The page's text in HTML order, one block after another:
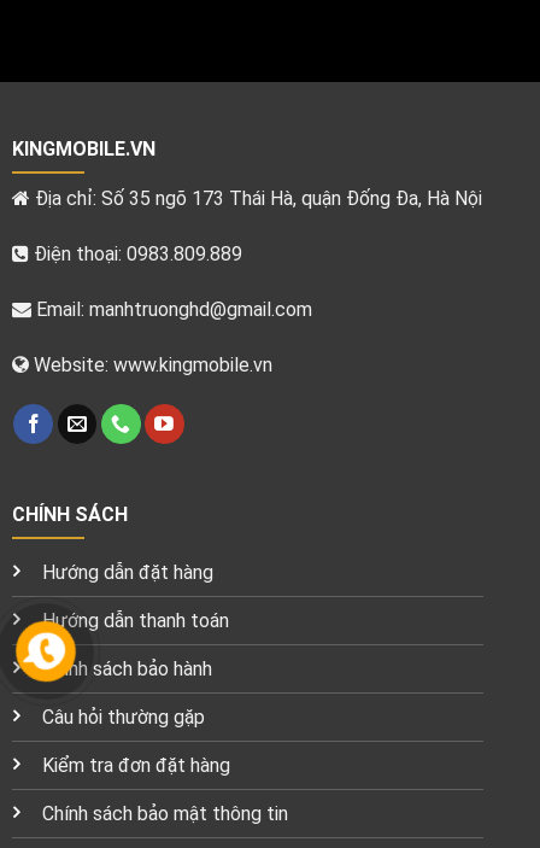
KINGMOBILE.VN
Địa chỉ: Số 35 ngõ 173 Thái Hà, quận Đống Đa, Hà Nội
Điện thoại: 0983.809.889
Email: manhtruonghd@gmail.com
Website: www.kingmobile.vn
CHÍNH SÁCH
Hướng dẫn đặt hàng
Hướng dẫn thanh toán
Chính sách bảo hành
Câu hỏi thường gặp
Kiểm tra đơn đặt hàng
Chính sách bảo mật thông tin